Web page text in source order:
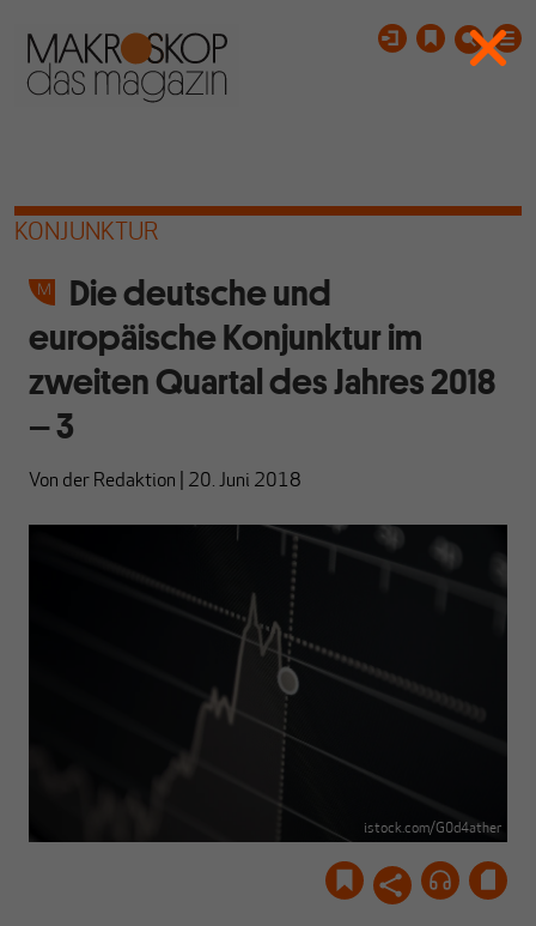
KONJUNKTUR
Die deutsche und
europäische Konjunktur im
zweiten Quartal des Jahres 2018
– 3
Von der Redaktion 20. Juni 2018
istock.com/G0d4ather